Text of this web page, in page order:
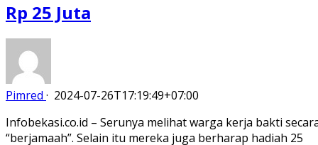
Rp 25 Juta
Pimred · 2024-07-26T17:19:49+07:00
Infobekasi.co.id – Serunya melihat warga kerja bakti
“berjamaah”. Selain itu mereka juga berharap hadiah 25